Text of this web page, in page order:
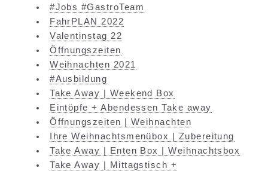
#Jobs #GastroTeam
FahrPLAN 2022
Valentinstag 22
Öffnungszeiten
Weihnachten 2021
#Ausbildung
Take Away | Weekend Box
Eintöpfe + Abendessen Take away
Öffnungszeiten | Weihnachten
Ihre Weihnachtsmenübox | Zubereitung
Take Away | Enten Box | Weihnachtsbox
Take Away | Mittagstisch +